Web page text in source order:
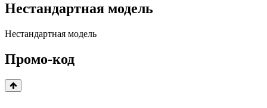
Нестандартная модель
Нестандартная модель
Промо-код